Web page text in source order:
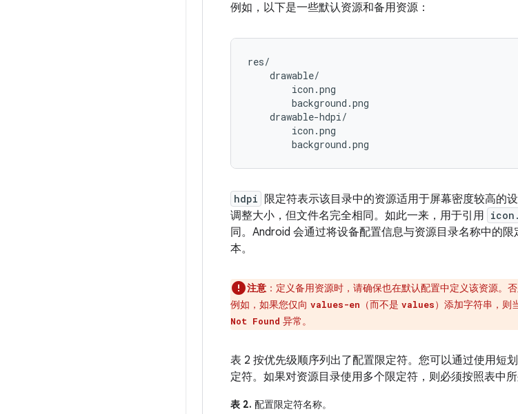
例如，以下是一些默认资源和备用资源：
res/
    drawable/
        icon.png
        background.png
    drawable-hdpi/
        icon.png
hdpi
限定符表示该目录中的资源适用于屏幕密度较高的
调整大小，但文件名完全相同。如此一来，用于引用
同。Android 会通过将设备配置信息与资源目录名称中的
本。
注意 ：定义备用资源时，请确保也在默认配置中定义该资源。
例如，如果您仅向 values-en （而不是 values）添加字符串，则
Not Found 异常。
表 2 按优先级顺序列出了配置限定符。您可以通过使用短
定符。如果对资源目录使用多个限定符，则必须按照表中
表 2. 配置限定符名称。